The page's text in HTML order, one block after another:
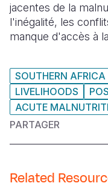
jacentes de la
l'inégalité, les
manque d'accès à
SOUTHERN AFRICA
LIVELIHOODS
ACUTE
PARTAGER
Related